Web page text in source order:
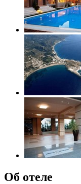
Об отеле